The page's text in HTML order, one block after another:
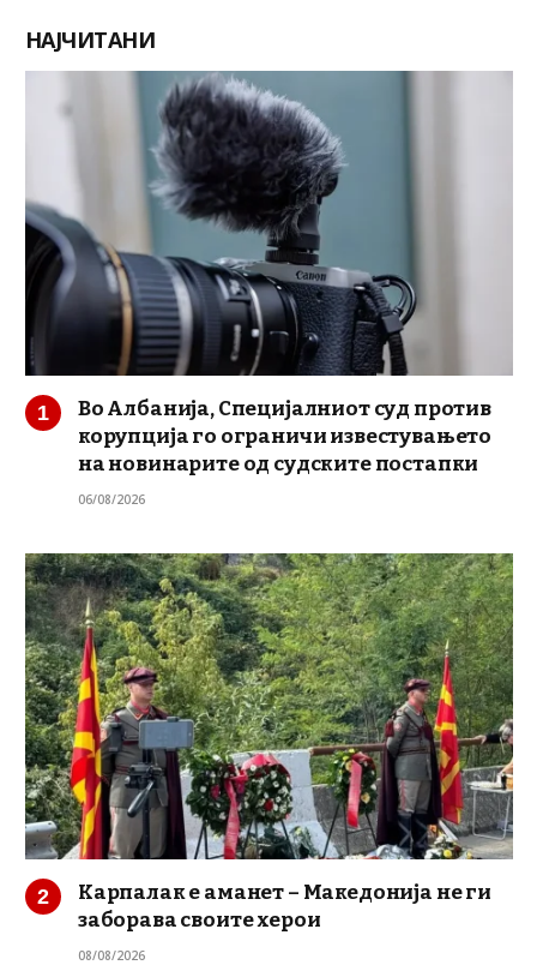
НАЈЧИТАНИ
Во Албанија, Специјалниот суд против
корупција го ограничи известувањето
на новинарите од судските постапки
06/08/2026
Карпалак е аманет – Македонија не ги
заборава своите херои
08/08/2026